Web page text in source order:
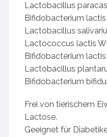
Lactobacillus
Bifidobacterium lactis
Lactobacillus
Lactococcus lactis
Bifidobacterium lactis
Lactobacillus
Bifidobacterium
Frei von tierischem
Lactose.
Geeignet für